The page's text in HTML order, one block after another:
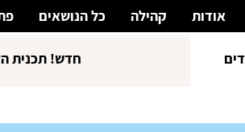
אודות קהילה כל הנושאים
חדש! תכנית